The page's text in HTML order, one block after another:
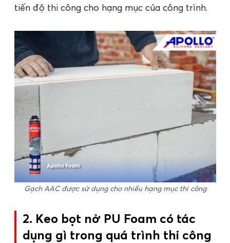
tiến độ thi công cho hạng mục của công trình.
Gạch AAC được sử dụng cho nhiều hạng mục thi công
2. Keo bọt nở PU Foam có tác
dụng gì trong quá trình thi công